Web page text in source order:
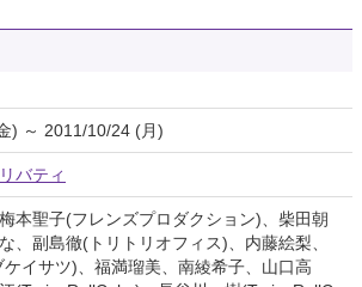
) ～ 2011/10/24 (月)
バティ
本聖子(フレンズプロダクション)、柴田朝
、副島徹(トリトリオフィス)、内藤絵梨、
ケイサツ)、福満瑠美、南綾希子、山口高